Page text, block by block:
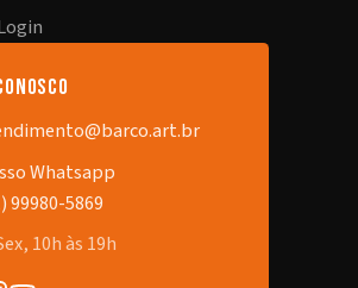
Whatsapp
99980-5869
10h às 19h